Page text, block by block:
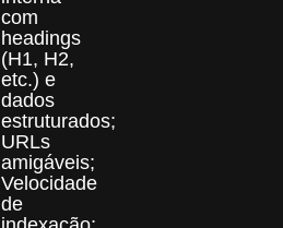
com
headings
(H1, H2,
etc.) e
dados
estruturados;
URLs
amigáveis;
Velocidade
de